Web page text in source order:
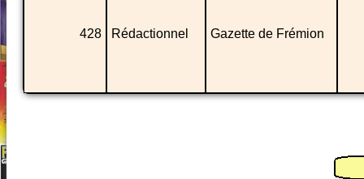
428 Rédactionnel Gazette de Frémion